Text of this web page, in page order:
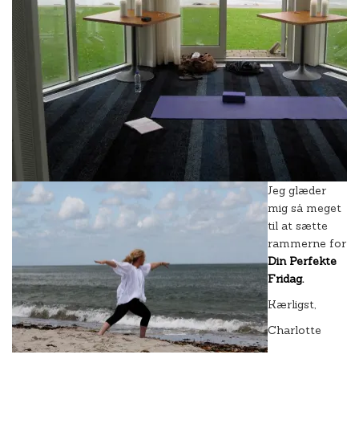
Jeg glæder
mig så meget
til at sætte
rammerne for
Din Perfekte
Fridag.
Kærligst,
Charlotte